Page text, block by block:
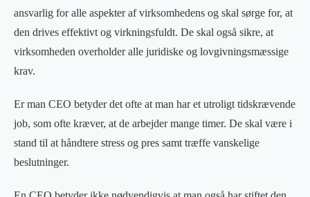
ansvarlig for alle aspekter af virksomhedens og skal sørge for, at
den drives effektivt og virkningsfuldt. De skal også sikre, at
virksomheden overholder alle juridiske og lovgivningsmæssige
krav.
Er man CEO betyder det ofte at man har et utroligt tidskrævende
job, som ofte kræver, at de arbejder mange timer. De skal være i
stand til at håndtere stress og pres samt træffe vanskelige
beslutninger.